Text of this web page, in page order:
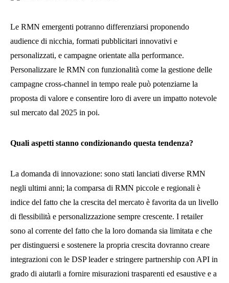
Le RMN emergenti potranno differenziarsi proponendo
audience di nicchia, formati pubblicitari innovativi e
personalizzati, e campagne orientate alla performance.
Personalizzare le RMN con funzionalità come la gestione delle
campagne cross-channel in tempo reale può potenziarne la
proposta di valore e consentire loro di avere un impatto notevole
sul mercato dal 2025 in poi.
Quali aspetti stanno condizionando questa tendenza?
La domanda di innovazione: sono stati lanciati diverse RMN
negli ultimi anni; la comparsa di RMN piccole e regionali è
indice del fatto che la crescita del mercato è favorita da un livello
di flessibilità e personalizzazione sempre crescente. I retailer
sono al corrente del fatto che la loro domanda sia limitata e che
per distinguersi e sostenere la propria crescita dovranno creare
integrazioni con le DSP leader e stringere partnership con API in
grado di aiutarli a fornire misurazioni trasparenti ed esaustive e a